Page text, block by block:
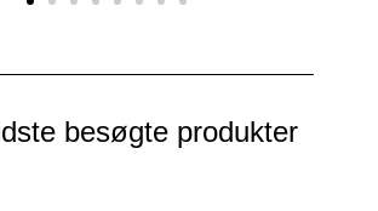
besøgte produkter